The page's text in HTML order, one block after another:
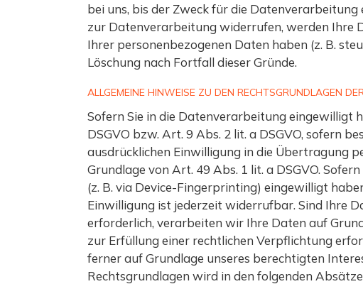
bei uns, bis der Zweck für die
zur Datenverarbeitung widerrufen, werden Ihre
Ihrer personenbezogenen Daten haben (z. B.
Löschung nach Fortfall dieser Gründe.
ALLGEMEINE HINWEISE ZU DEN RECHTSGRUNDLAGEN
Sofern Sie in die Datenverarbeitung eingewilligt
DSGVO bzw. Art. 9 Abs. 2 lit. a DSGVO, sofern
ausdrücklichen Einwilligung in die Übertragung
Grundlage von Art. 49 Abs. 1 lit. a DSGVO.
(z. B. via Device-Fingerprinting) eingewilligt
Einwilligung ist jederzeit widerrufbar. Sind Ihre
erforderlich, verarbeiten wir Ihre Daten auf
zur Erfüllung einer rechtlichen Verpflichtung
ferner auf Grundlage unseres berechtigten
Rechtsgrundlagen wird in den folgenden